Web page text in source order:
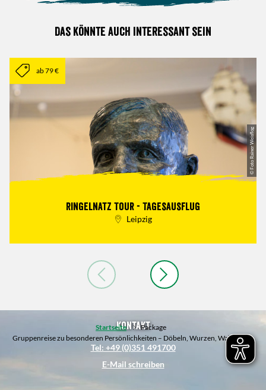
Das könnte auch interessant sein
ab 79 €
Ringelnatz Tour - Tagesausflug
Leipzig
© Foto Rainer Weisflog
Startseite
Package
Gruppenreise zu besonderen Persönlichkeiten – Döbeln, Wurzen, Waldheim
Kontakt
Tel: +49 (0)351 491700
E-Mail schreiben